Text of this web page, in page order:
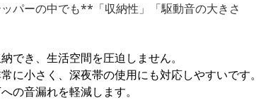
パーの中でも**「収納性」「駆動音の大きさ
でき、生活空間を圧迫しません。
に小さく、深夜帯の使用にも対応しやすいです。
の音漏れを軽減します。